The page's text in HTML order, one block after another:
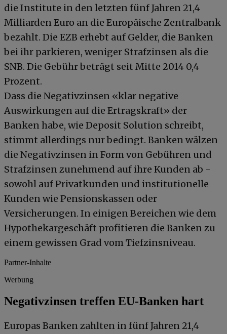
die Institute in den letzten fünf Jahren 21,4
Milliarden Euro an die Europäische Zentralbank
bezahlt. Die EZB erhebt auf Gelder, die Banken
bei ihr parkieren, weniger Strafzinsen als die
SNB. Die Gebühr beträgt seit Mitte 2014 0,4
Prozent.
Dass die Negativzinsen «klar negative
Auswirkungen auf die Ertragskraft» der
Banken habe, wie Deposit Solution schreibt,
stimmt allerdings nur bedingt. Banken wälzen
die Negativzinsen in Form von Gebühren und
Strafzinsen zunehmend auf ihre Kunden ab -
sowohl auf Privatkunden und institutionelle
Kunden wie Pensionskassen oder
Versicherungen. In einigen Bereichen wie dem
Hypothekargeschäft profitieren die Banken zu
einem gewissen Grad vom Tiefzinsniveau.
Partner-Inhalte
Werbung
Negativzinsen treffen EU-Banken hart
Europas Banken zahlten in fünf Jahren 21,4